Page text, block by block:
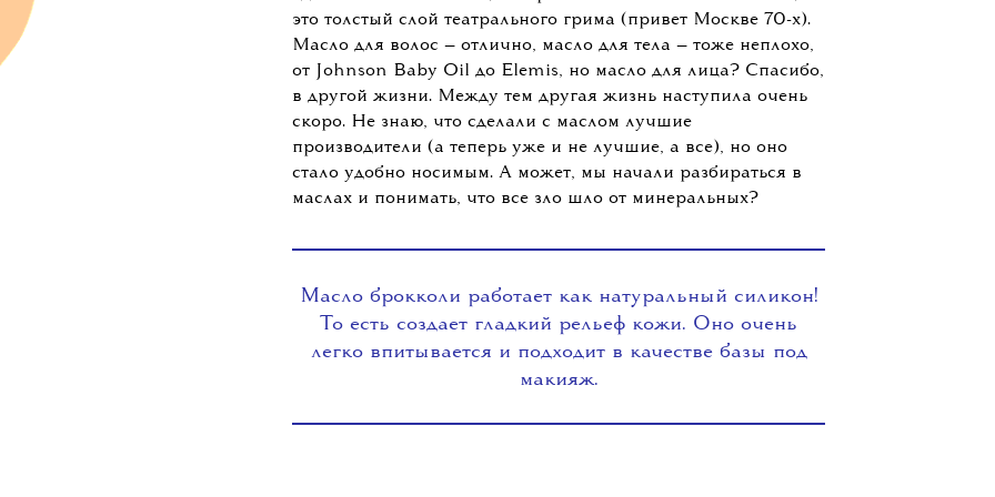
Но ликбез простых смертных продвигался со скрипом, и я
их понимаю. У нас с юных лет в подкорке прочно сидит
знание, что масло подходит только для загара. Оно забивает
поры, оно не впитывается, оно мерзко блестит, и
это толстый слой театрального грима (привет Москве 70-х).
от Johnson Baby Oil до Elemis, но масло для лица? Спасибо,
в другой жизни. Между тем другая жизнь наступила очень
скоро. Не знаю, что сделали с маслом лучшие
производители (а теперь уже и не лучшие, а все), но оно